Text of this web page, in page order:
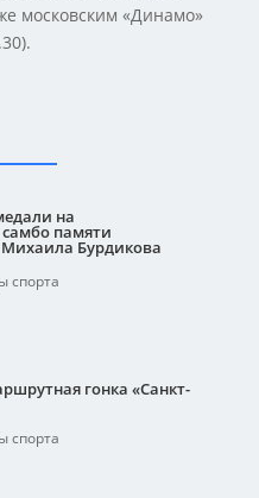
московским «Динамо»
на
памяти
Михаила Бурдикова
спорта
гонка «Санкт-
спорта